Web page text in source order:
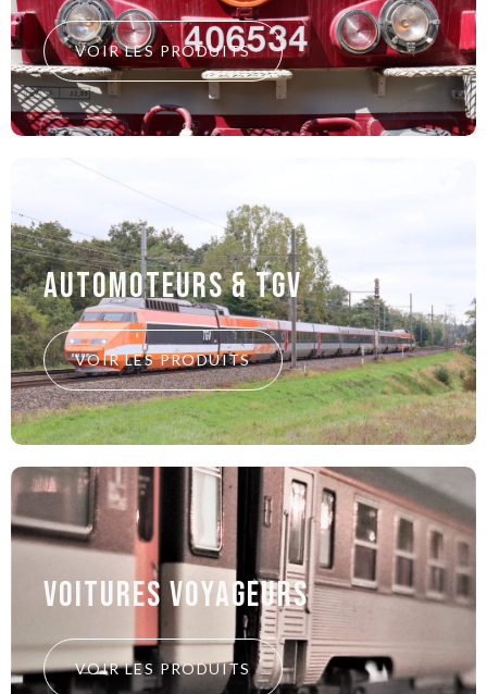
VOIR LES PRODUITS
Automoteurs & tgv
VOIR LES PRODUITS
Voitures voyageurs
VOIR LES PRODUITS